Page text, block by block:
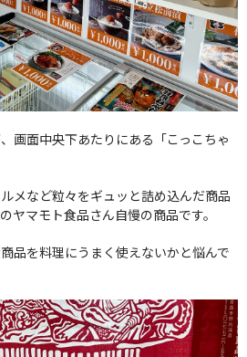
画面中央下あたりにある「こっこちゃ
メなど粒々をギュッと詰め込んだ商品
ヤマモト食品さん自慢の商品です。
品を料理にうまく使えないかと悩んで